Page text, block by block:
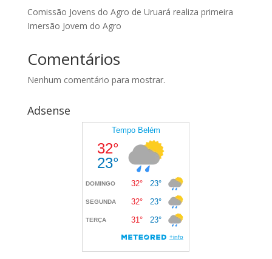
Comissão Jovens do Agro de Uruará realiza primeira
Imersão Jovem do Agro
Comentários
Nenhum comentário para mostrar.
Adsense